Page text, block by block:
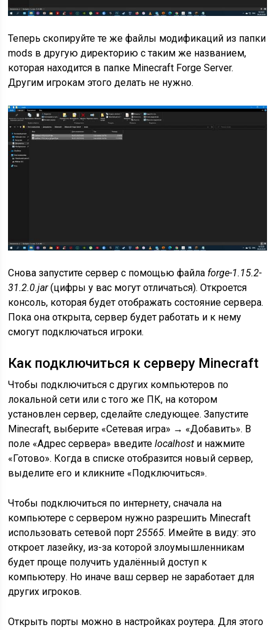
Теперь скопируйте те же файлы модификаций из папки
mods в другую директорию с таким же названием,
которая находится в папке Minecraft Forge Server.
Другим игрокам этого делать не нужно.
Снова запустите сервер с помощью файла forge-1.15.2-
31.2.0.jar(цифры у вас могут отличаться). Откроется
консоль, которая будет отображать состояние сервера.
Пока она открыта, сервер будет работать и к нему
смогут подключаться игроки.
Как подключиться к серверу Minecraft
Чтобы подключиться с других компьютеров по
локальной сети или с того же ПК, на котором
установлен сервер, сделайте следующее. Запустите
Minecraft, выберите «Сетевая игра» → «Добавить». В
поле «Адрес сервера» введитеlocalhost и нажмите
«Готово». Когда в списке отобразится новый сервер,
выделите его и кликните «Подключиться».
Чтобы подключиться по интернету, сначала на
компьютере с сервером нужно разрешить Minecraft
использовать сетевой порт25565. Имейте в виду: это
откроет лазейку, из-за которой злоумышленникам
будет проще получить удалённый доступ к
компьютеру. Но иначе ваш сервер не заработает для
других игроков.
Открыть порты можно в настройках роутера. Для этого